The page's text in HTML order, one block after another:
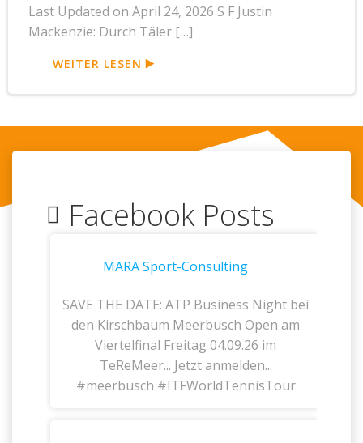
Last Updated on April 24, 2026 S F Justin
Mackenzie: Durch Täler […]
WEITER LESEN
Facebook Posts
MARA Sport-Consulting
SAVE THE DATE: ATP Business Night bei
den Kirschbaum Meerbusch Open am
Viertelfinal Freitag 04.09.26 im
TeReMeer... Jetzt anmelden...
#meerbusch #ITFWorldTennisTour